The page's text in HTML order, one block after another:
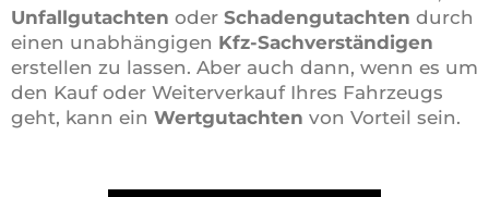
Unfallgutachten oder Schadengutachten durch
einen unabhängigen Kfz-Sachverständigen
erstellen zu lassen. Aber auch dann, wenn es um
den Kauf oder Weiterverkauf Ihres Fahrzeugs
geht, kann ein Wertgutachten von Vorteil sein.